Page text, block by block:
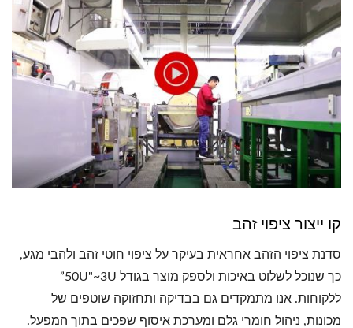
קו ייצור ציפוי זהב
סדנת ציפוי הזהב אחראית בעיקר על ציפוי חוטי זהב ולהבי מגע,
כך שנוכל לשלוט באיכות ולספק מוצר בגודל 50U"~3U”
ללקוחות. אנו מתמקדים גם בבדיקה ותחזוקה שוטפים של
מכונות, ניהול חומרי גלם ומערכת איסוף שפכים בתוך המפעל.